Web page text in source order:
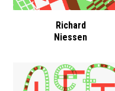
Richard
Niessen